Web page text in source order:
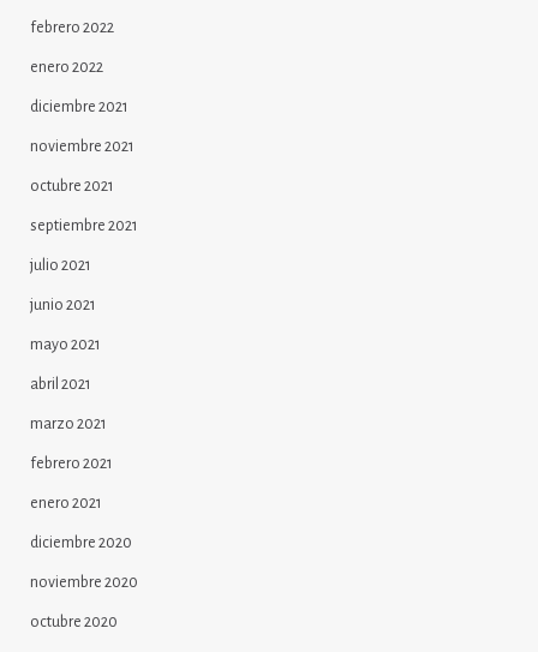
febrero 2022
enero 2022
diciembre 2021
noviembre 2021
octubre 2021
septiembre 2021
julio 2021
junio 2021
mayo 2021
abril 2021
marzo 2021
febrero 2021
enero 2021
diciembre 2020
noviembre 2020
octubre 2020